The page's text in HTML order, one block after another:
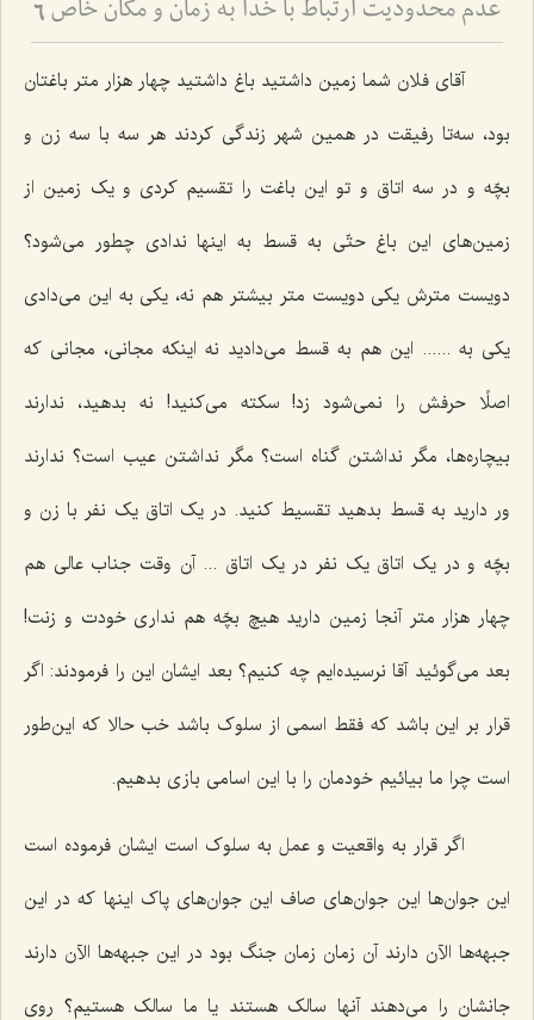
عدم محدودیت ارتباط با خدا به زمان و مكان خاص 6
آقای فلان شما زمین داشتید باغ داشتید چهار هزار متر باغتان
بود، سه‌تا رفیقت در همین شهر زندگی کردند هر سه با سه زن و
بچّه و در سه اتاق و تو این باغت را تقسیم کردی و یک زمین از
زمین‌های این باغ حتّی به قسط به اینها ندادی چطور می‌شود؟
دویست مترش یکی دویست متر بیشتر هم نه، یکی به این می‌دادی
یکی به ...... این هم به قسط می‌دادید نه اینکه مجانی، مجانی که
اصلًا حرفش را نمی‌شود زد! سکته می‌کنید! نه بدهید، ندارند
بیچاره‌ها، مگر نداشتن گناه است؟ مگر نداشتن عیب است؟ ندارند
ور دارید به قسط بدهید تقسیط کنید. در یک اتاق یک نفر با زن و
بچّه و در یک اتاق یک نفر در یک اتاق ... آن وقت جناب عالی هم
چهار هزار متر آنجا زمین دارید هیچ بچّه هم نداری خودت و زنت!
بعد می‌گوئید آقا نرسیده‌ایم چه کنیم؟ بعد ایشان این را فرمودند: اگر
قرار بر این باشد که فقط اسمی از سلوک باشد خب حالا که این‌طور
است چرا ما بیائیم خودمان را با این اسامی بازی بدهیم.
اگر قرار به واقعیت و عمل به سلوک است ایشان فرموده است
این جوان‌ها این جوان‌های صاف این جوان‌های پاک اینها که در این
جبهه‌ها الآن دارند آن زمان زمان جنگ بود در این جبهه‌ها الآن دارند
جانشان را می‌دهند آنها سالک هستند یا ما سالک هستیم؟ روی